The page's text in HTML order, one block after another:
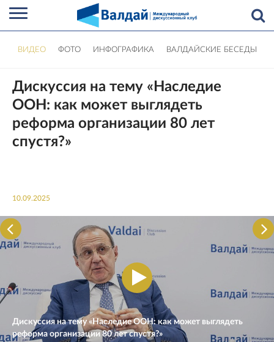
ВИДЕО ФОТО ИНФОГРАФИКА ВАЛДАЙСКИЕ БЕСЕДЫ
Дискуссия на тему «Наследие
ООН: как может выглядеть
реформа организации 80 лет
спустя?»
10.09.2025
Дискуссия на тему «Наследие ООН: как может выглядеть
реформа организации 80 лет спустя?»